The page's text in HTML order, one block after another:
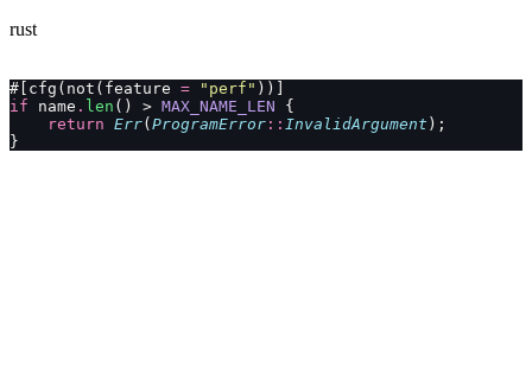
rust
#[cfg(not(feature = "perf" ))]
if name . len () > MAX_NAME_LEN {
    return
Err(ProgramError :: InvalidArgument );
}